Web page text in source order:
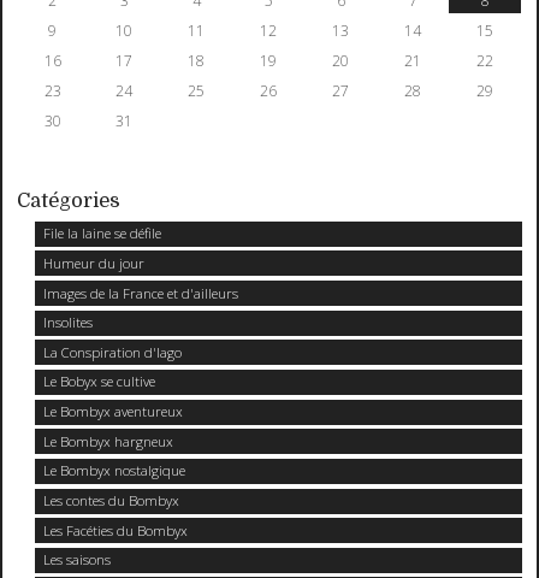
9
10 11 12 13 14
15
16
17 18 19 20 21
22
23
24 25 26 27 28
29
30
31
Catégories
File la laine se défile
Humeur du jour
Images de la France et d'ailleurs
Insolites
La Conspiration d'Iago
Le Bobyx se cultive
Le Bombyx aventureux
Le Bombyx hargneux
Le Bombyx nostalgique
Les contes du Bombyx
Les Facéties du Bombyx
Les saisons